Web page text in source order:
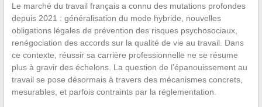
Le marché du travail français a connu des mutations profondes
depuis 2021 : généralisation du mode hybride, nouvelles
obligations légales de prévention des risques psychosociaux,
renégociation des accords sur la qualité de vie au travail. Dans
ce contexte, réussir sa carrière professionnelle ne se résume
plus à gravir des échelons. La question de l’épanouissement au
travail se pose désormais à travers des mécanismes concrets,
mesurables, et parfois contraints par la réglementation.